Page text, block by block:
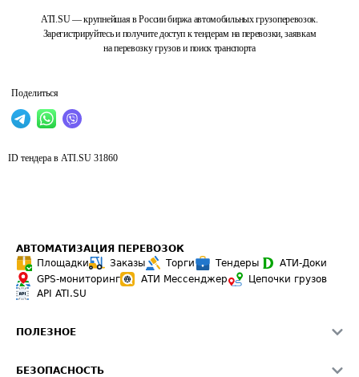
ATI.SU — крупнейшая в России биржа автомобильных грузоперевозок.
Зарегистрируйтесь и получите доступ к тендерам на перевозки, заявкам
на перевозку грузов и поиск транспорта
Поделиться
ID тендера в ATI.SU 31860
АВТОМАТИЗАЦИЯ ПЕРЕВОЗОК
Площадки
Заказы Торги Тендеры
АТИ-Доки
GPS-мониторинг
АТИ Мессенджер
Цепочки грузов
API ATI.SU
ПОЛЕЗНОЕ
БЕЗОПАСНОСТЬ